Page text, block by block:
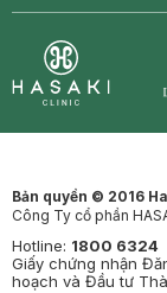
Bản quyền © 2016
Công Ty cổ phần
Hotline: 1800 6324
Giấy chứng nhận
hoạch và Đầu tư